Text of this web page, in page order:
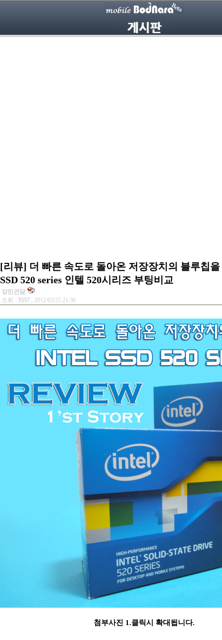
[리뷰] 더 빠른 속도로 돌아온 저장장치의 블루칩
SSD 520 series 인텔 520시리즈 부팅비교
강민건담
조회 : 3557 , 2012/03/25 21:36
첨부사진 1.클릭시 확대됩니다.